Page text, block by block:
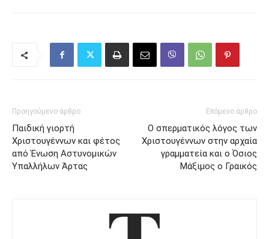
Προηγούμενο άρθρο
Παιδική γιορτή
Χριστουγέννων και φέτος
από Ένωση Αστυνομικών
Υπαλλήλων Άρτας
Επόμενο άρθρο
Ο σπερματικός λόγος των
Χριστουγέννων στην αρχαία
γραμματεία και ο Όσιος
Μάξιμος ο Γραικός